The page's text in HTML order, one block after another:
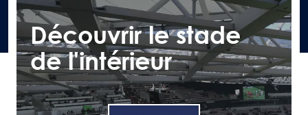
Découvrir le stade
de l'intérieur